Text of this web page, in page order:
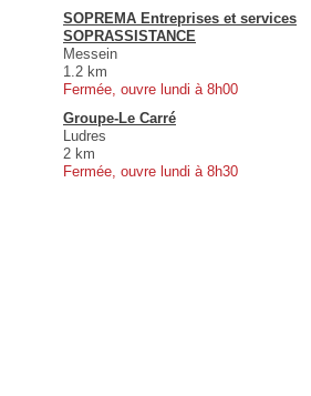
SOPREMA Entreprises et services
SOPRASSISTANCE
Messein
1.2 km
Fermée, ouvre lundi à 8h00
Groupe-Le Carré
Ludres
2 km
Fermée, ouvre lundi à 8h30